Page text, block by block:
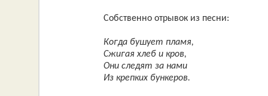
Собственно отрывок из песни:
Когда бушует пламя,
Сжигая хлеб и кров,
Они следят за нами
Из крепких бункеров.